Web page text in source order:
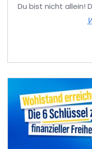
Du bist nicht allein!